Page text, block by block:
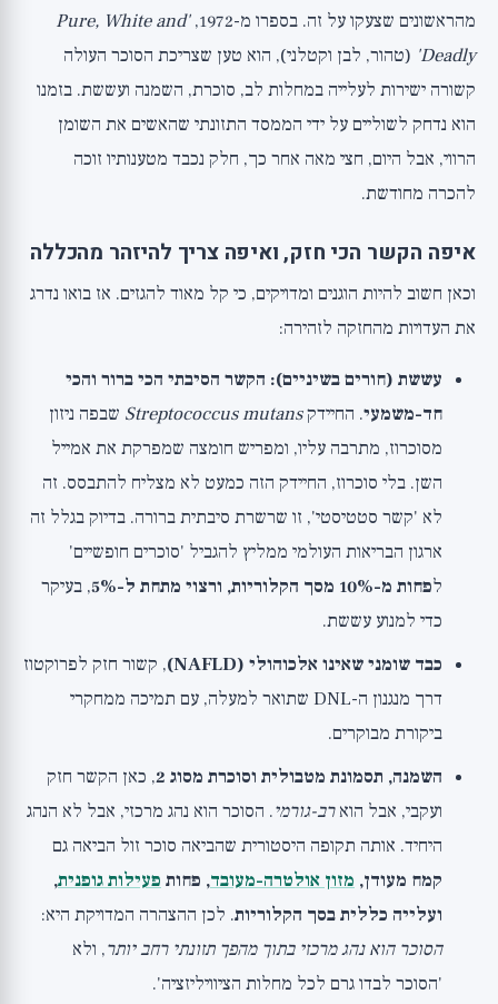
מהראשונים שצעקו על זה. בספרו מ-1972,
'Pure, White and
Deadly' (טהור, לבן וקטלני), הוא טען שצריכת הסוכר העולה
קשורה ישירות לעלייה במחלות לב, סוכרת, השמנה ועששת. בזמנו
הוא נדחק לשוליים על ידי הממסד התזונתי שהאשים את השומן
הרווי, אבל היום, חצי מאה אחר כך, חלק נכבד מטענותיו זוכה
להכרה מחודשת.
איפה הקשר הכי חזק, ואיפה צריך להיזהר מהכללה
וכאן חשוב להיות הוגנים ומדויקים, כי קל מאוד להגזים. אז בואו נדרג
את העדויות מהחזקה לזהירה:
עששת (חורים בשיניים): הקשר הסיבתי הכי ברור והכי
חד-משמעי. החיידקStreptococcus mutans שבפה ניזון
מסוכרוז, מתרבה עליו, ומפריש חומצה שמפרקת את אמייל
השן. בלי סוכרוז, החיידק הזה כמעט לא מצליח להתבסס. זה
לא 'קשר סטטיסטי', זו שרשרת סיבתית ברורה. בדיוק בגלל זה
ארגון הבריאות העולמי ממליץ להגביל 'סוכרים חופשיים'
לפחות מ-10% מסך הקלוריות, ורצוי מתחת ל-5%
, בעיקר
כדי למנוע עששת.
כבד שומני שאינו אלכוהולי (NAFLD)
, קשור חזק לפרוקטוז
דרך מנגנון ה-DNL שתואר למעלה, עם תמיכה ממחקרי
ביקורת מבוקרים.
השמנה, תסמונת מטבולית וסוכרת מסוג 2
, כאן הקשר חזק
ועקבי, אבל הוארב-גורמי. הסוכר הוא נהג מרכזי, אבל לא הנהג
היחיד. אותה תקופה היסטורית שהביאה סוכר זול הביאה גם
קמח מעודן, מזון אולטרה-מעובד, פחות פעילות גופנית,
ועלייה כללית בסך הקלוריות. לכן ההצהרה המדויקת היא:
הסוכר הוא נהג מרכזי בתוך מהפך תזונתי רחב יותר, ולא
'הסוכר לבדו גרם לכל מחלות הציוויליזציה'.